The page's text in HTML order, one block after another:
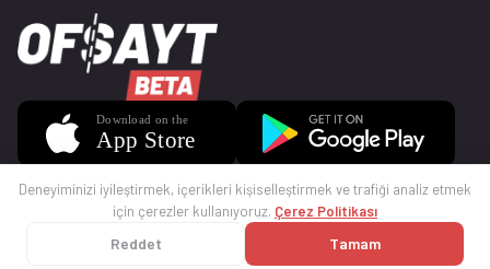
© 2025 Ofsayt
Deneyiminizi iyileştirmek, içerikleri kişiselleştirmek ve trafiği analiz etmek
için çerezler kullanıyoruz. Çerez Politikası
Reddet Tamam